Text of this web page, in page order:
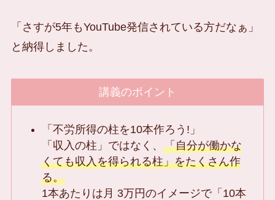
「さすが5年もYouTube発信されている方だなぁ」
と納得しました。
講義のポイント
「不労所得の柱を10本作ろう!」
「収入の柱」ではなく、「自分が働かな
くても収入を得られる柱」をたくさん作
る。
1本あたりは月 3万円のイメージで「10本